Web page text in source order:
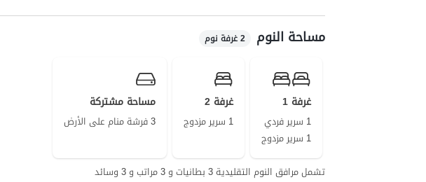
مساحة النوم 2 غرفة نوم
غرفة 1
1 سرير فردي
1 سرير مزدوج
غرفة 2
1 سرير مزدوج
مساحة مشتركة
3 فرشة منام على الأرض
تشمل مرافق النوم التقليدية 3 بطانيات و 3 مراتب و 3 وسائد